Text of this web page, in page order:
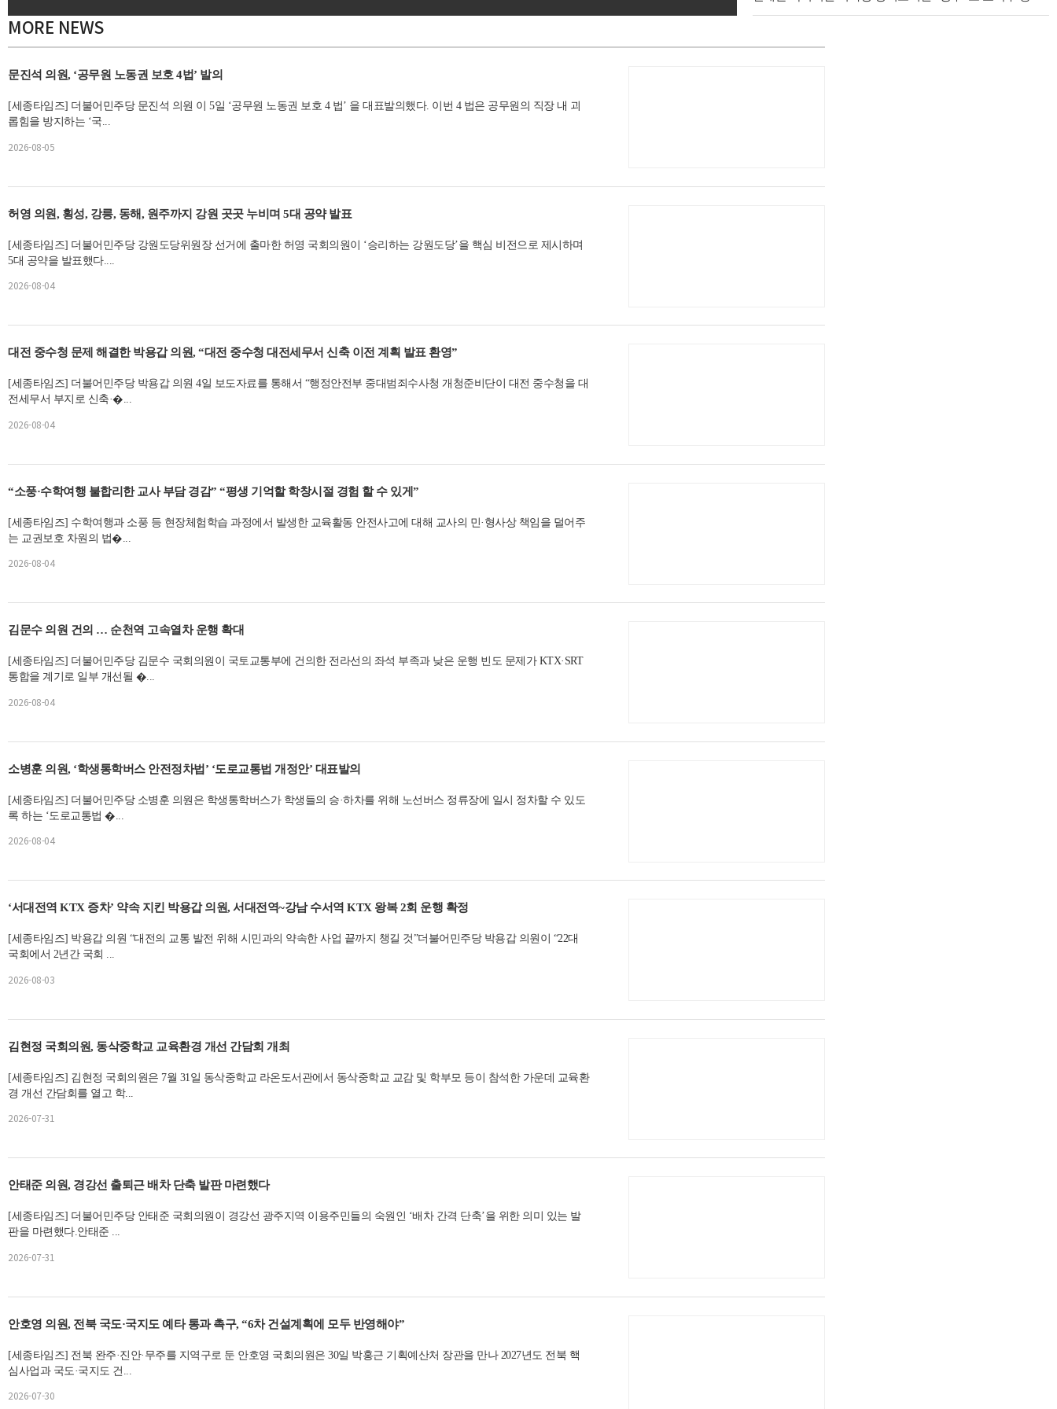
MORE NEWS
문진석 의원, ‘공무원 노동권 보호 4법’ 발의
[세종타임즈] 더불어민주당 문진석 의원 이 5일 ‘공무원 노동권 보호 4 법’ 을 대표발의했다. 이번 4 법은 공무원의 직장 내 괴
롭힘을 방지하는 ‘국...
2026-08-05
허영 의원, 횡성, 강릉, 동해, 원주까지 강원 곳곳 누비며 5대 공약 발표
[세종타임즈] 더불어민주당 강원도당위원장 선거에 출마한 허영 국회의원이 ‘승리하는 강원도당’을 핵심 비전으로 제시하며
5대 공약을 발표했다....
2026-08-04
대전 중수청 문제 해결한 박용갑 의원, “대전 중수청 대전세무서 신축 이전 계획 발표 환영”
[세종타임즈] 더불어민주당 박용갑 의원 4일 보도자료를 통해서 “행정안전부 중대범죄수사청 개청준비단이 대전 중수청을 대
전세무서 부지로 신축·�...
2026-08-04
“소풍·수학여행 불합리한 교사 부담 경감” “평생 기억할 학창시절 경험 할 수 있게”
[세종타임즈] 수학여행과 소풍 등 현장체험학습 과정에서 발생한 교육활동 안전사고에 대해 교사의 민·형사상 책임을 덜어주
는 교권보호 차원의 법�...
2026-08-04
김문수 의원 건의 … 순천역 고속열차 운행 확대
[세종타임즈] 더불어민주당 김문수 국회의원이 국토교통부에 건의한 전라선의 좌석 부족과 낮은 운행 빈도 문제가 KTX·SRT
통합을 계기로 일부 개선될 �...
2026-08-04
소병훈 의원, ‘학생통학버스 안전정차법’ ‘도로교통법 개정안’ 대표발의
[세종타임즈] 더불어민주당 소병훈 의원은 학생통학버스가 학생들의 승·하차를 위해 노선버스 정류장에 일시 정차할 수 있도
록 하는 ‘도로교통법 �...
2026-08-04
‘서대전역 KTX 증차’ 약속 지킨 박용갑 의원, 서대전역~강남 수서역 KTX 왕복 2회 운행 확정
[세종타임즈] 박용갑 의원 “대전의 교통 발전 위해 시민과의 약속한 사업 끝까지 챙길 것”더불어민주당 박용갑 의원이 “22대
국회에서 2년간 국회 ...
2026-08-03
김현정 국회의원, 동삭중학교 교육환경 개선 간담회 개최
[세종타임즈] 김현정 국회의원은 7월 31일 동삭중학교 라온도서관에서 동삭중학교 교감 및 학부모 등이 참석한 가운데 교육환
경 개선 간담회를 열고 학...
2026-07-31
안태준 의원, 경강선 출퇴근 배차 단축 발판 마련했다
[세종타임즈] 더불어민주당 안태준 국회의원이 경강선 광주지역 이용주민들의 숙원인 ‘배차 간격 단축’을 위한 의미 있는 발
판을 마련했다.안태준 ...
2026-07-31
안호영 의원, 전북 국도·국지도 예타 통과 촉구, “6차 건설계획에 모두 반영해야”
[세종타임즈] 전북 완주·진안·무주를 지역구로 둔 안호영 국회의원은 30일 박홍근 기획예산처 장관을 만나 2027년도 전북 핵
심사업과 국도·국지도 건...
2026-07-30